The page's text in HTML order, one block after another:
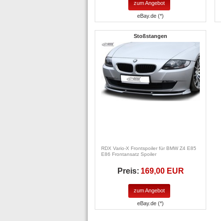
zum Angebot
eBay.de (*)
Stoßstangen
RDX Vario-X Frontspoiler für BMW Z4 E85
E86 Frontansatz Spoiler
Preis: 169,00 EUR
zum Angebot
eBay.de (*)